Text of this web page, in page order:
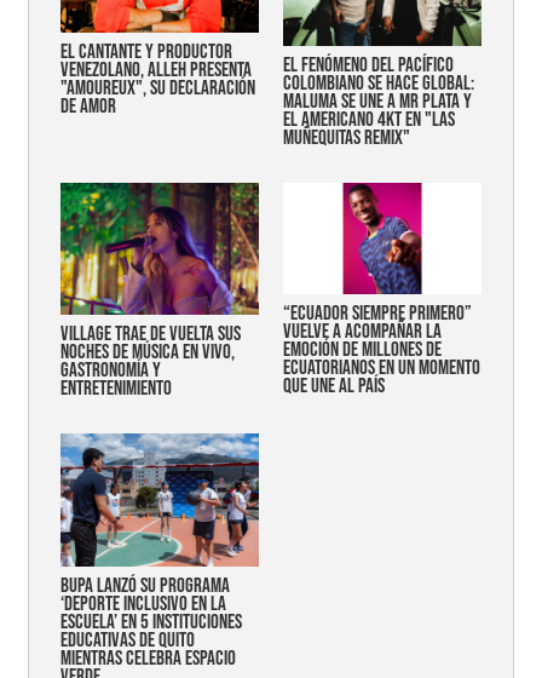
EL CANTANTE Y PRODUCTOR
VENEZOLANO, ALLEH PRESENTA
"AMOUREUX", SU DECLARACIÓN
DE AMOR
EL FENÓMENO DEL PACÍFICO
COLOMBIANO SE HACE GLOBAL:
MALUMA SE UNE A MR PLATA Y
EL AMERICANO 4KT EN "LAS
MUÑEQUITAS REMIX"
Village trae de vuelta sus
noches de música en vivo,
gastronomía y
entretenimiento
“Ecuador siempre primero”
vuelve a acompañar la
emoción de millones de
ecuatorianos en un momento
que une al país
Bupa lanzó su programa
‘Deporte Inclusivo en la
Escuela’ en 5 instituciones
educativas de Quito
mientras celebra espacio